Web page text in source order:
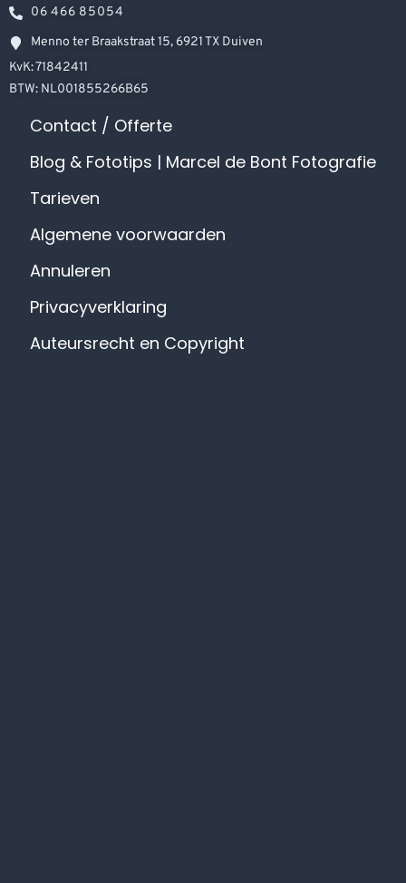
06 466 85054
Menno ter Braakstraat 15, 6921 TX Duiven
KvK: 71842411
BTW: NL001855266B65
Contact / Offerte
Blog & Fototips | Marcel de Bont Fotografie
Tarieven
Algemene voorwaarden
Annuleren
Privacyverklaring
Auteursrecht en Copyright